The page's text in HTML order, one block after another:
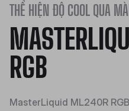
THỂ HIỆN ĐỘ COOL QUA
RGB
MasterLiquid ML240R RGB